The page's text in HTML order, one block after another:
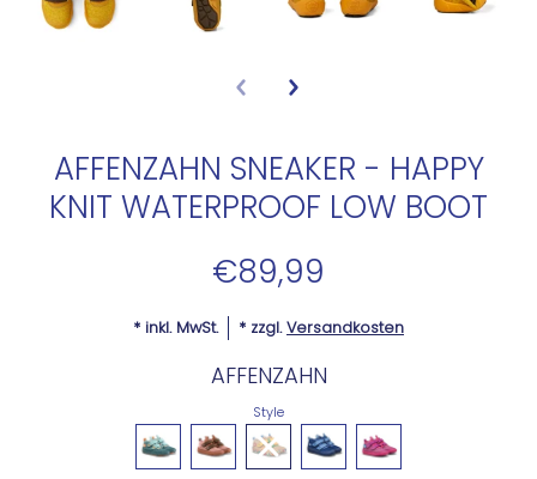
AFFENZAHN SNEAKER - HAPPY
KNIT WATERPROOF LOW BOOT
€89,99
* inkl. MwSt. * zzgl.Versandkosten
AFFENZAHN
Style